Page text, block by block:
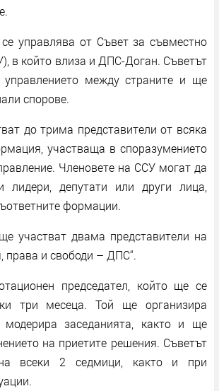
управлява от Съвет за съвместно
в който влиза и ДПС-Доган. Съветът
между страните и ще
спорове.
до трима представители от всяка
участваща в споразумението
Членовете на ССУ могат да
лидери, депутати или други лица,
формации.
участват двама представители на
права и свободи – ДПС“.
председател, който ще се
три месеца. Той ще организира
заседанията, както и ще
на приетите решения. Съветът
всеки 2 седмици, както и при